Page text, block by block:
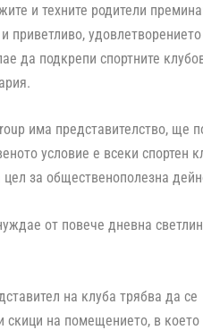
и техните родители
приветливо,
да подкрепи спортните
има представителство, ще
условие е всеки спортен
за общественополезна
от повече дневна
на клуба трябва да се
скици на помещението, в което